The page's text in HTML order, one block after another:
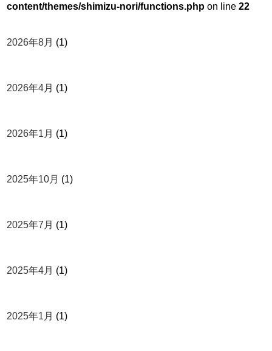
content/themes/shimizu-nori/functions.php on line22
2026年8月 (1)
2026年4月 (1)
2026年1月 (1)
2025年10月 (1)
2025年7月 (1)
2025年4月 (1)
2025年1月 (1)